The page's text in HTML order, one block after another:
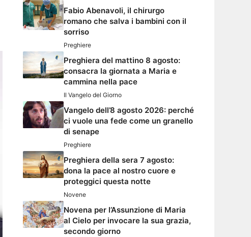
Fabio Abenavoli, il chirurgo
romano che salva i bambini con il
sorriso
Preghiere
Preghiera del mattino 8 agosto:
consacra la giornata a Maria e
cammina nella pace
Il Vangelo del Giorno
Vangelo dell’8 agosto 2026: perché
ci vuole una fede come un granello
di senape
Preghiere
Preghiera della sera 7 agosto:
dona la pace al nostro cuore e
proteggici questa notte
Novene
Novena per l’Assunzione di Maria
al Cielo per invocare la sua grazia,
secondo giorno